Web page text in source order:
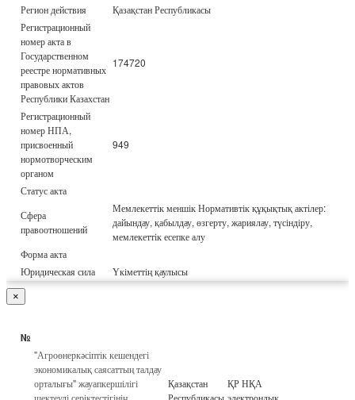
Регион действия
Қазақстан Республикасы
Регистрационный
номер акта в
Государственном
реестре нормативных
правовых актов
Республики Казахстан
174720
Регистрационный
номер НПА,
присвоенный
нормотворческим
органом
949
Статус акта
Сфера
правоотношений
Мемлекеттік меншік Нормативтік құқықтық актілер:
дайындау, қабылдау, өзгерту, жариялау, түсіндіру,
мемлекеттік есепке алу
Форма акта
Юридическая сила
Үкіметтің қаулысы
×
№
"Агроөнеркәсіптік кешендегі
экономикалық саясаттың талдау
орталығы" жауапкершілігі
Қазақстан
ҚР НҚА